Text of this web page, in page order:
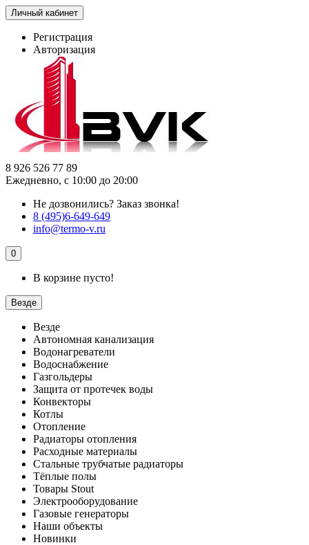
Личный кабинет
Регистрация
Авторизация
8 926 526 77 89
Ежедневно, с 10:00 до 20:00
Не дозвонились? Заказ звонка!
8 (495)6-649-649
info@termo-v.ru
0
В корзине пусто!
Везде
Везде
Автономная канализация
Водонагреватели
Водоснабжение
Газгольдеры
Защита от протечек воды
Конвекторы
Котлы
Отопление
Радиаторы отопления
Расходные материалы
Стальные трубчатые радиаторы
Тёплые полы
Товары Stout
Электрооборудование
Газовые генераторы
Наши объекты
Новинки